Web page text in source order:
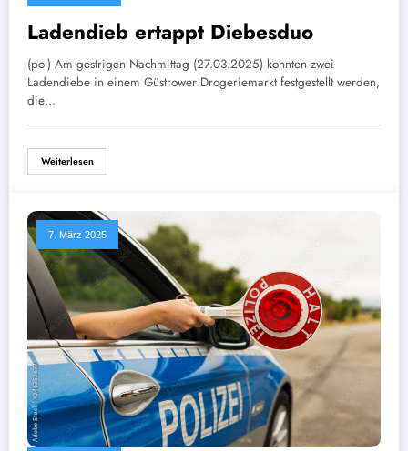
Ladendieb ertappt Diebesduo
(pol) Am gestrigen Nachmittag (27.03.2025) konnten zwei
Ladendiebe in einem Güstrower Drogeriemarkt festgestellt werden,
die…
Weiterlesen
7. März 2025